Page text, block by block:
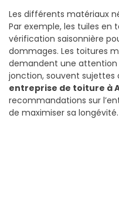
Les différents matériaux
Par exemple, les tuiles en
vérification saisonnière
dommages. Les toitures
demandent une attention
jonction, souvent sujettes
entreprise de toiture à
recommandations sur
de maximiser sa longévité.